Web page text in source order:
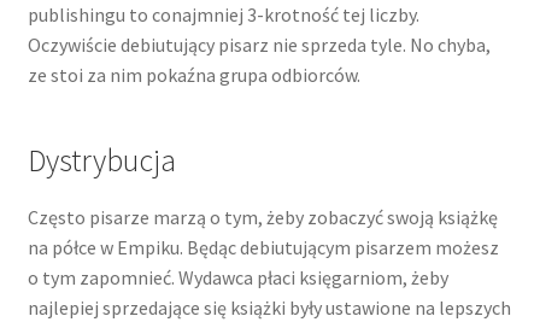
publishingu to conajmniej 3-krotność tej liczby.
Oczywiście debiutujący pisarz nie sprzeda tyle. No chyba,
ze stoi za nim pokaźna grupa odbiorców.
Dystrybucja
Często pisarze marzą o tym, żeby zobaczyć swoją książkę
na półce w Empiku. Będąc debiutującym pisarzem możesz
o tym zapomnieć. Wydawca płaci księgarniom, żeby
najlepiej sprzedające się książki były ustawione na lepszych